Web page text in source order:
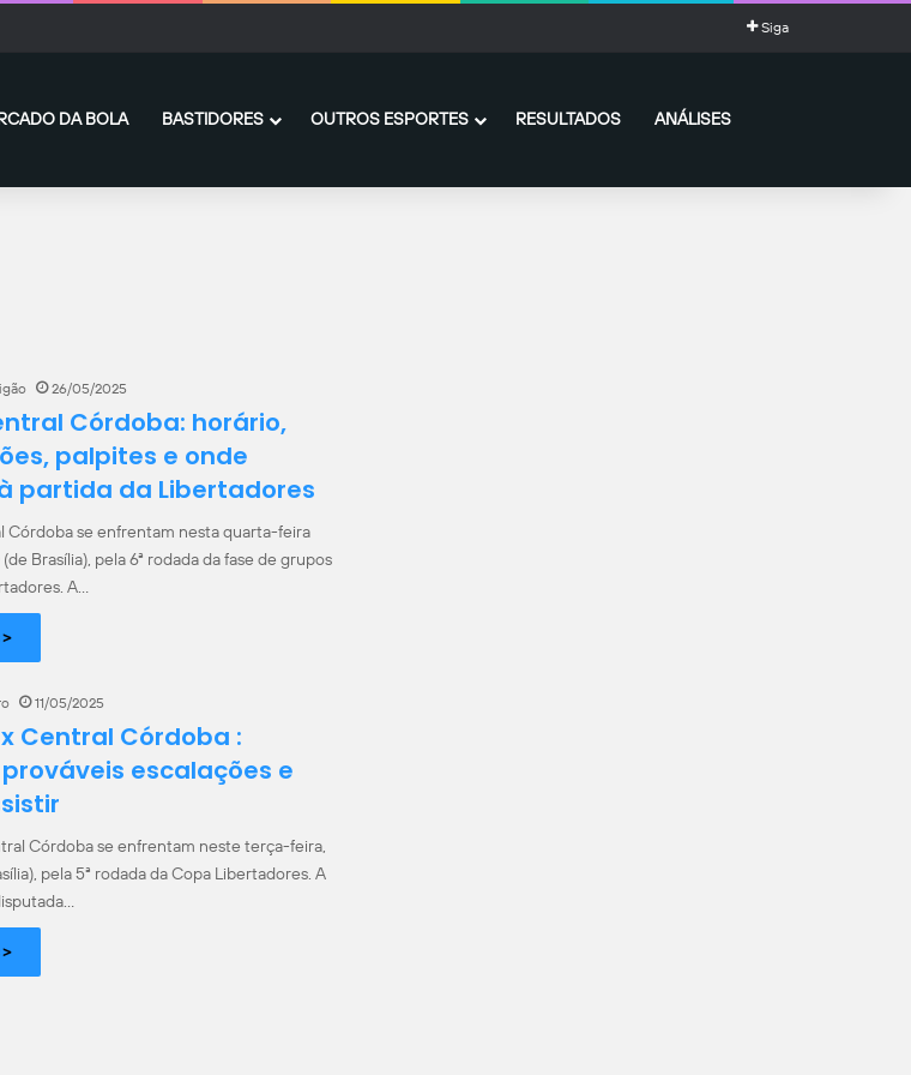
ao fim, e De La Cruz fica no Flamengo Siga
DA BOLA BASTIDORES OUTROS ESPORTES RESULTADOS ANÁLISES
26/05/2025
Córdoba: horário,
palpites e onde
partida da Libertadores
Córdoba se enfrentam nesta quarta-feira
(de Brasília), pela 6ª rodada da fase de grupos
A…
11/05/2025
Central Córdoba :
escalações e
Córdoba se enfrentam neste terça-feira,
pela 5ª rodada da Copa Libertadores. A